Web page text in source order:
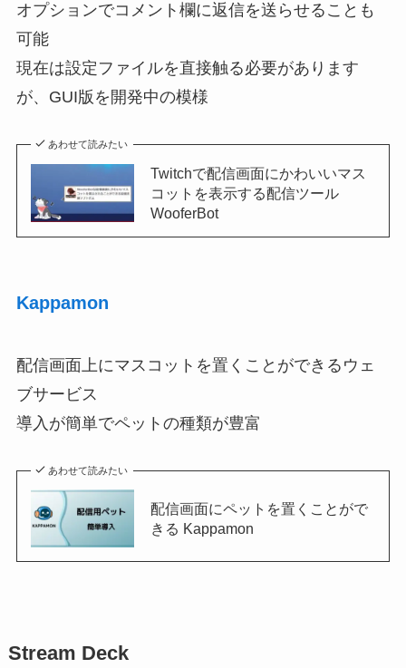
オプションでコメント欄に返信を送らせることも
可能
現在は設定ファイルを直接触る必要があります
が、GUI版を開発中の模様
あわせて読みたい
Twitchで配信画面にかわいいマス
コットを表示する配信ツール
WooferBot
Kappamon
配信画面上にマスコットを置くことができるウェ
ブサービス
導入が簡単でペットの種類が豊富
あわせて読みたい
配信画面にペットを置くことがで
きる Kappamon
Stream Deck